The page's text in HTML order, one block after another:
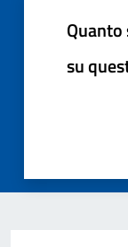
su